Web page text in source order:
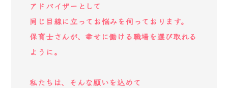
アドバイザーとして
同じ目線に立ってお悩みを伺っております。
保育士さんが、幸せに働ける職場を選び取れる
ように。
私たちは、そんな願いを込めて